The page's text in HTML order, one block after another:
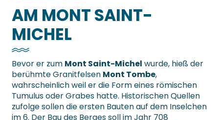
AM MONT SAINT-
MICHEL
Bevor er zum Mont Saint-Michel wurde, hieß der
berühmte Granitfelsen Mont Tombe,
wahrscheinlich weil er die Form eines römischen
Tumulus oder Grabes hatte. Historischen Quellen
zufolge sollen die ersten Bauten auf dem Inselchen
im 6. Der Bau des Berges soll im Jahr 708